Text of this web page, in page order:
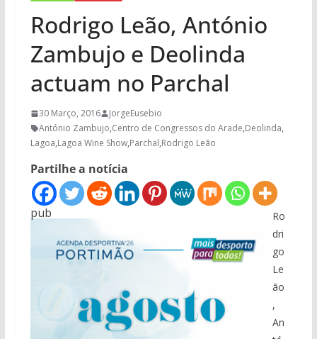
Rodrigo Leão, António
Zambujo e Deolinda
actuam no Parchal
30 Março, 2016
JorgeEusebio
António Zambujo,Centro de Congressos do Arade,Deolinda,
Lagoa,Lagoa Wine Show,Parchal,Rodrigo Leão
Partilhe a notícia
pub
Ro
dri
go
Le
ão
,
An